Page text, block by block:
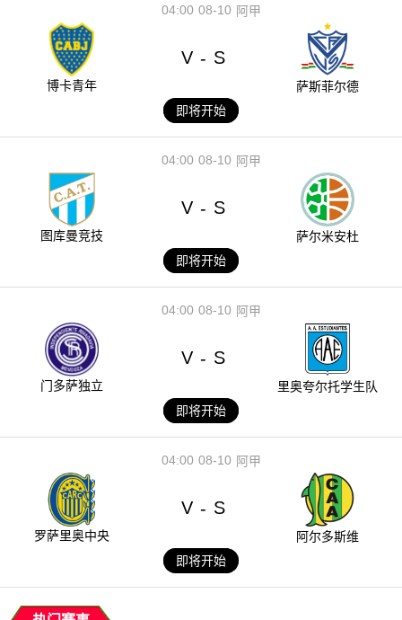
08-10
04:00 阿甲
博卡青年
V - S
萨斯菲尔德
即将开始
08-10
04:00 阿甲
图库曼竞技
V - S
萨尔米安杜
即将开始
08-10
04:00 阿甲
门多萨独立
V - S
里奥夸尔托学生队
即将开始
08-10
04:00 阿甲
罗萨里奥中央
V - S
阿尔多斯维
即将开始